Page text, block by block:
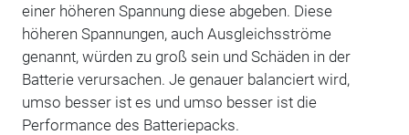
einer höheren Spannung diese abgeben. Diese
höheren Spannungen, auch Ausgleichsströme
genannt, würden zu groß sein und Schäden in der
Batterie verursachen. Je genauer balanciert wird,
umso besser ist es und umso besser ist die
Performance des Batteriepacks.